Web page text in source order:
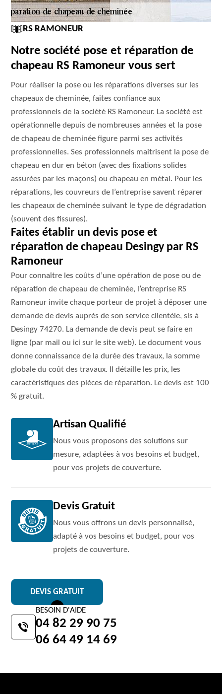
RS RAMONEUR
Notre société pose et réparation de
chapeau RS Ramoneur vous sert
Pour réaliser la pose ou les réparations diverses sur les
chapeaux de cheminée, faites confiance aux
professionnels de la société RS Ramoneur. La société est
opérationnelle depuis de nombreuses années et la pose
de chapeau de cheminée figure parmi ses activités
professionnelles. Ses professionnels maitrisent la pose de
chapeau en dur en béton (avec des fixations solides
assurées par les maçons) ou chapeau en métal. Pour les
réparations, les couvreurs de l’entreprise savent réparer
les chapeaux de cheminée suivant le type de dégradation
(souvent des fissures).
Faites établir un devis pose et
réparation de chapeau Desingy par RS
Ramoneur
Pour connaître les coûts d’une opération de pose ou de
réparation de chapeau de cheminée, l’entreprise RS
Ramoneur invite chaque porteur de projet à déposer une
demande de devis auprès de son service clientèle, sis à
Desingy 74270. La demande de devis peut se faire en
ligne (par mail ou ici sur le site web). Le document vous
donne connaissance de la durée des travaux, la somme
globale du coût des travaux. Il détaille les prix, les
caractéristiques des pièces de réparation. Le devis est 100
% gratuit.
Artisan Qualifié
Nous vous proposons des solutions sur
mesure, adaptées à vos besoins et budget,
pour vos projets de couverture.
Devis Gratuit
Nous vous offrons un devis personnalisé,
adapté à vos besoins et budget, pour vos
projets de couverture.
DEVIS GRATUIT
BESOIN D'AIDE
04 82 29 90 75
06 64 49 14 69